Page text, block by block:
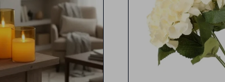
10 cm x5 cm 50 cm